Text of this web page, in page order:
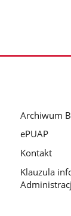
Archiwum
ePUAP
Kontakt
Klauzula